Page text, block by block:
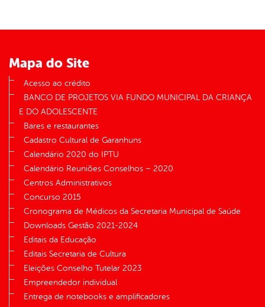
Mapa do Site
Acesso ao crédito
BANCO DE PROJETOS VIA FUNDO MUNICIPAL DA CRIANÇA
E DO ADOLESCENTE
Bares e restaurantes
Cadastro Cultural de Garanhuns
Calendário 2020 do IPTU
Calendário Reuniões Conselhos – 2020
Centros Administrativos
Concurso 2015
Cronograma de Médicos da Secretaria Municipal de Saúde
Downloads Gestão 2021-2024
Editais da Educação
Editais Secretaria de Cultura
Eleições Conselho Tutelar 2023
Empreendedor individual
Entrega de notebooks e amplificadores